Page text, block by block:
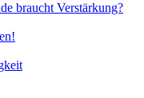
braucht Verstärkung?